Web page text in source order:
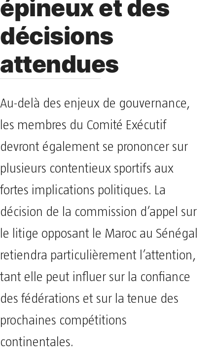
épineux et des
décisions
attendues
Au-delà des enjeux de gouvernance,
les membres du Comité Exécutif
devront également se prononcer sur
plusieurs contentieux sportifs aux
fortes implications politiques. La
décision de la commission d’appel sur
le litige opposant le Maroc au Sénégal
retiendra particulièrement l’attention,
tant elle peut influer sur la confiance
des fédérations et sur la tenue des
prochaines compétitions
continentales.